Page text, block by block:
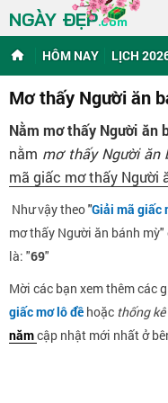
NGÀY ĐẸP.com
HÔM NAY LỊCH
Mơ thấy Người ăn
Nằm mơ thấy Người ăn
nằm mơ thấy Người ăn
mã giấc mơ thấy Người
Như vậy theo"Giải mã giấc
mơ thấy Người ăn bánh
là: "69"
Mời các bạn xem thêm các
giấc mơ lô đề hoặc thống
nămcập nhật mới nhất ở